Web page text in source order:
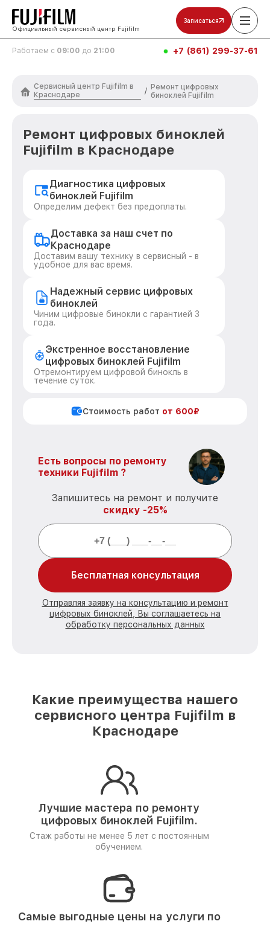
Официальный сервисный центр Fujifilm
Записаться
Работаем с 09:00 до 21:00 +7 (861) 299-37-61
Сервисный центр Fujifilm в
Краснодаре
/ Ремонт цифровых
биноклей Fujifilm
Ремонт цифровых биноклей
Fujifilm в Краснодаре
Диагностика цифровых
биноклей Fujifilm
Определим дефект без предоплаты.
Доставка за наш счет по
Краснодаре
Доставим вашу технику в сервисный - в
удобное для вас время.
Надежный сервис цифровых
биноклей
Чиним цифровые бинокли с гарантией 3
года.
Экстренное восстановление
цифровых биноклей Fujifilm
Отремонтируем цифровой бинокль в
течение суток.
Стоимость работ от 600₽
Есть вопросы по ремонту
техники Fujifilm ?
Запишитесь на ремонт и получите
скидку -25%
Бесплатная консультация
Отправляя заявку на консультацию и ремонт
цифровых биноклей, Вы соглашаетесь на
обработку персональных данных
Какие преимущества нашего
сервисного центра Fujifilm в
Краснодаре
Лучшие мастера по ремонту
цифровых биноклей Fujifilm.
Стаж работы не менее 5 лет с постоянным
обучением.
Самые выгодные цены на услуги по